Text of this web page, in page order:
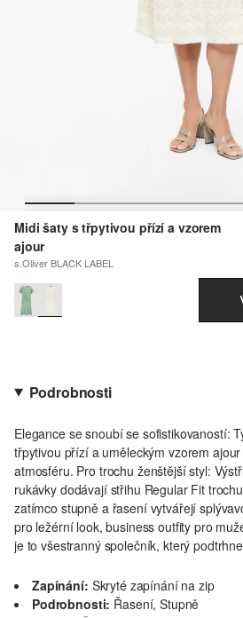
Midi šaty s třpytivou přízí a vzorem
ajour
s.Oliver BLACK LABEL
Podrobnosti
Elegance se snoubí se sofistikovaností:
třpytivou přízí a uměleckým vzorem
atmosféru. Pro trochu ženštější styl:
rukávky dodávají střihu Regular Fit
zatímco stupně a řasení vytvářejí
pro ležérní look, business outfity pro
je to všestranný společník, který
Zapínání: Skryté zapínání na zip
Podrobnosti: Řasení, Stupně